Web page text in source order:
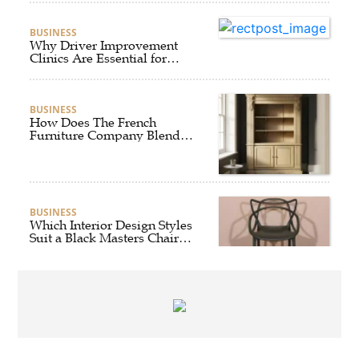
BUSINESS
Why Driver Improvement
Clinics Are Essential for
BUSINESS
How Does The French
Furniture Company Blend
BUSINESS
Which Interior Design Styles
Suit a Black Masters Chair